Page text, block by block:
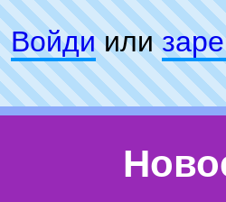
Войдиили